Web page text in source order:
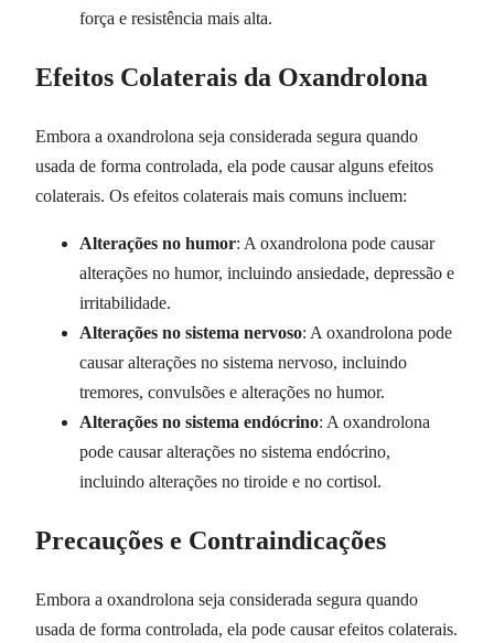
força e resistência mais alta.
Efeitos Colaterais da Oxandrolona
Embora a oxandrolona seja considerada segura quando
usada de forma controlada, ela pode causar alguns efeitos
colaterais. Os efeitos colaterais mais comuns incluem:
Alterações no humor: A oxandrolona pode causar
alterações no humor, incluindo ansiedade, depressão e
irritabilidade.
Alterações no sistema nervoso: A oxandrolona pode
causar alterações no sistema nervoso, incluindo
tremores, convulsões e alterações no humor.
Alterações no sistema endócrino: A oxandrolona
pode causar alterações no sistema endócrino,
incluindo alterações no tiroide e no cortisol.
Precauções e Contraindicações
Embora a oxandrolona seja considerada segura quando
usada de forma controlada, ela pode causar efeitos colaterais.